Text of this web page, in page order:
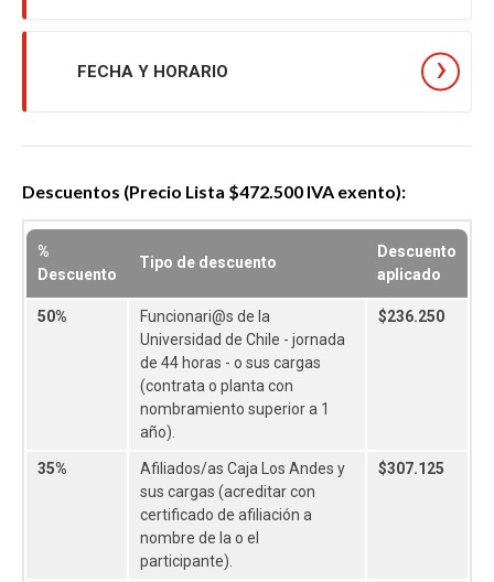
FECHA Y HORARIO
Descuentos (Precio Lista $472.500 IVA exento):
%
Descuento
Tipo de descuento
Descuento
aplicado
50%
Funcionari@s de la
Universidad de Chile - jornada
de 44 horas - o sus cargas
(contrata o planta con
nombramiento superior a 1
año).
$236.250
35%
Afiliados/as Caja Los Andes y
sus cargas (acreditar con
certificado de afiliación a
nombre de la o el
participante).
$307.125